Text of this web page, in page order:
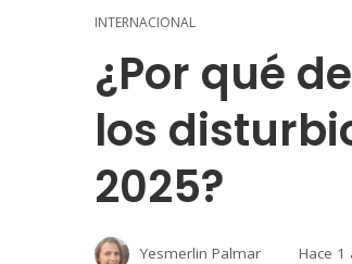
INTERNACIONAL
¿Por qué
los
2025?
Yesmerlin Palmar Hace 1